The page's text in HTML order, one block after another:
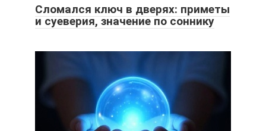
Сломался ключ в дверях: приметы
и суеверия, значение по соннику